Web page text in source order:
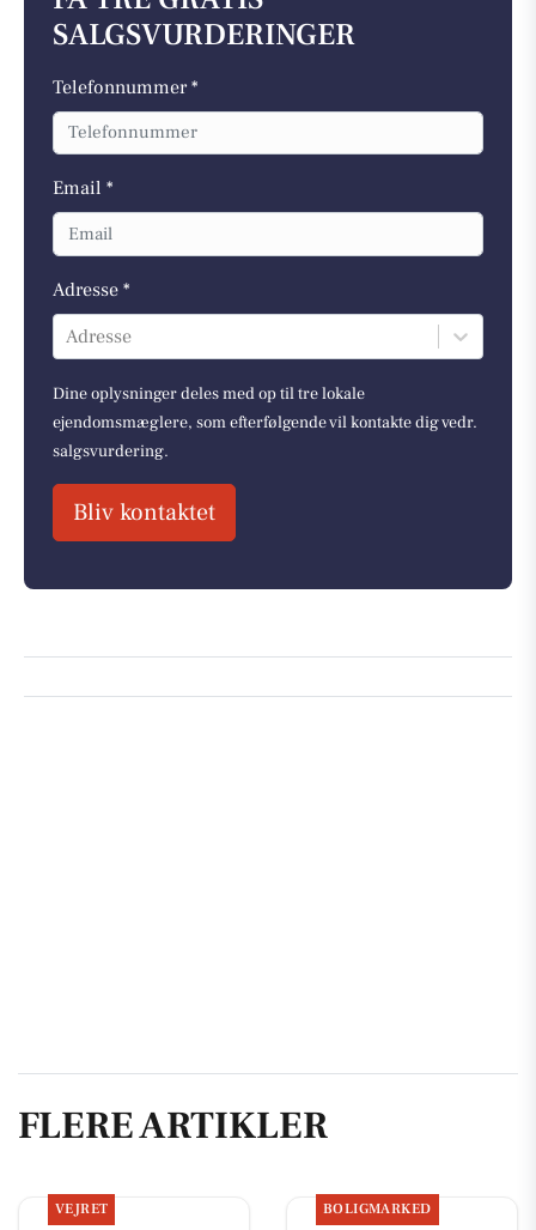
SALGSVURDERINGER
Telefonnummer *
Email *
Adresse *
Adresse
Dine oplysninger deles med op til tre lokale
ejendomsmæglere, som efterfølgende vil kontakte dig vedr.
salgsvurdering.
Bliv kontaktet
FLERE ARTIKLER
VEJRET BOLIGMARKED